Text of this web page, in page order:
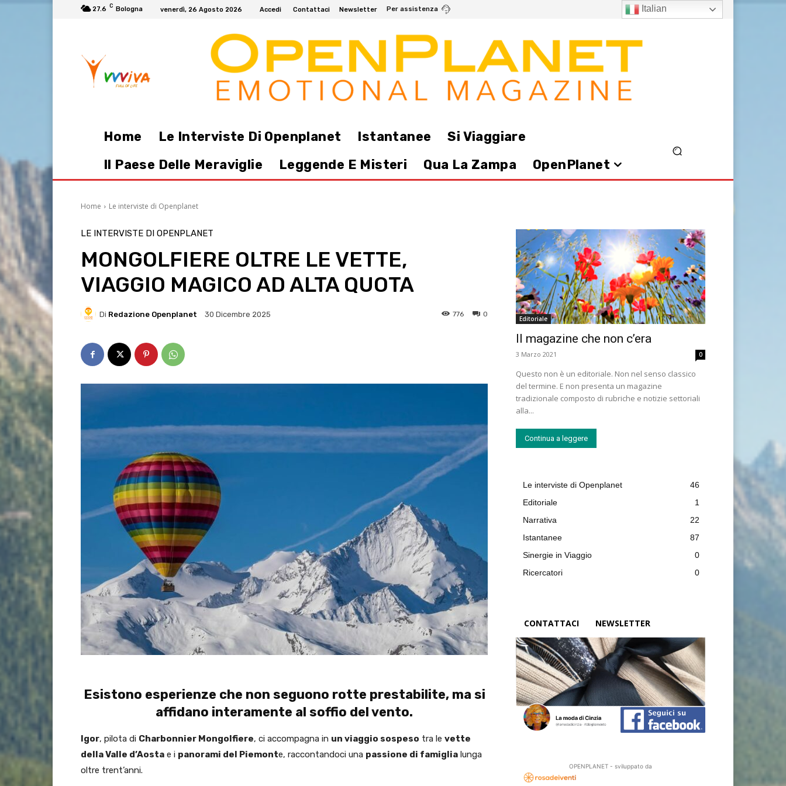
27.6 C Bologna venerdì, 26 Agosto 2026 Accedi Contattaci Newsletter Per assistenza
Home Le Interviste Di Openplanet Istantanee
Si Viaggiare
Il Paese Delle Meraviglie
Leggende E Misteri Qua La Zampa OpenPlanet
Home Le interviste di Openplanet
LE INTERVISTE DI OPENPLANET
MONGOLFIERE OLTRE LE VETTE,
VIAGGIO MAGICO AD ALTA QUOTA
Di Redazione Openplanet 30 Dicembre 2025 0
776
Esistono esperienze che non seguono rotte prestabilite, ma si
affidano interamente al soffio del vento.
Igor, pilota di Charbonnier Mongolfiere, ci accompagna in un viaggio sospeso tra le vette
della Valle d’Aosta e i panorami del Piemonte, raccontandoci una passione di famiglia lunga
oltre trent’anni.
Editoriale
Il magazine che non c’era
3 Marzo 2021 0
Questo non è un editoriale. Non nel senso classico
del termine. E non presenta un magazine
tradizionale composto di rubriche e notizie settoriali
alla...
Continua a leggere
Le interviste di Openplanet
46
Editoriale
1
Narrativa
22
Istantanee
87
Sinergie in Viaggio
0
Ricercatori
0
CONTATTACI NEWSLETTER
OPENPLANET - sviluppato da
Italian